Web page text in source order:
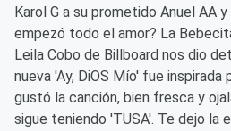
Karol G a su prometido Anuel AA
empezó todo el amor? La
Leila Cobo de Billboard nos dio
nueva 'Ay, DiOS Mío' fue
gustó la canción, bien fresca y
sigue teniendo 'TUSA'. Te dejo la